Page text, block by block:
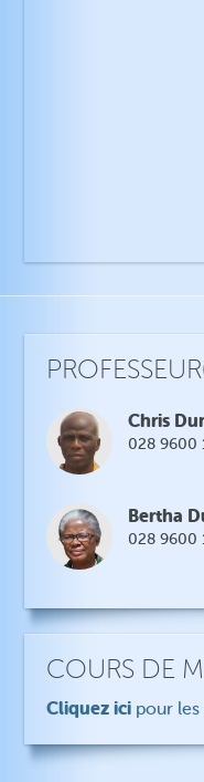
Chris
028 9600
Bertha
028 9600
COURS DE
Cliquez ici pour les